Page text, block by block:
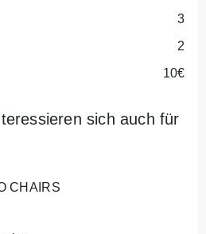
3
2
10€
sich auch für
CHAIRS